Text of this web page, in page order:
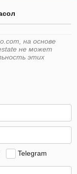
на основе
не может
этих
Telegram